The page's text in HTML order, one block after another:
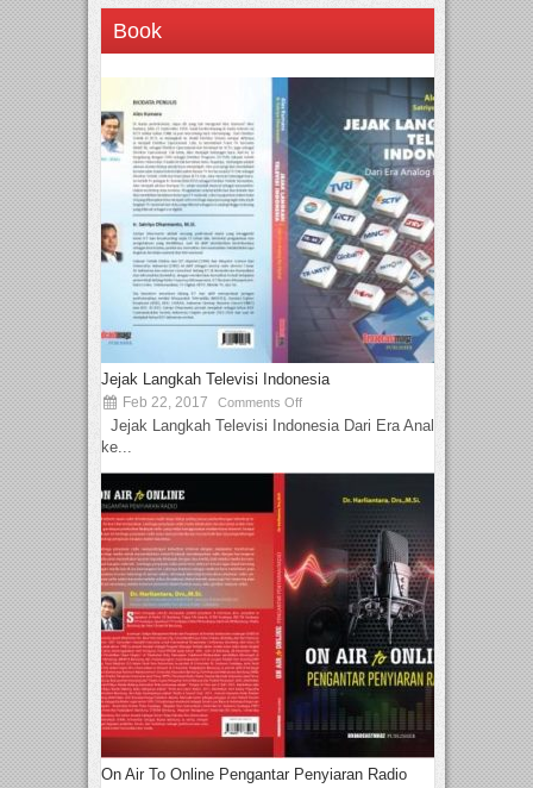
Book
Jejak Langkah Televisi Indonesia
Feb 22, 2017 Comments Off
Jejak Langkah Televisi Indonesia Dari Era Analog
ke...
On Air To Online Pengantar Penyiaran Radio